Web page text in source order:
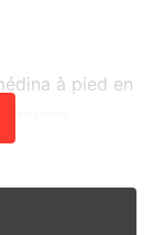
à pied en